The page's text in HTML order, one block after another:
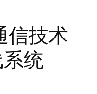
信技术
统